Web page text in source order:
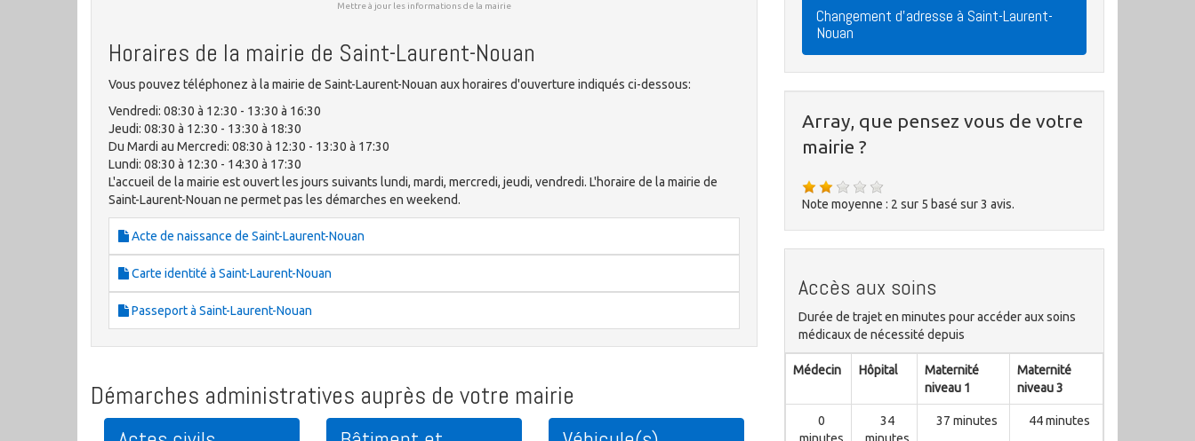
Mettre à jour les informations de la mairie
Horaires de la mairie de Saint-Laurent-Nouan
Vous pouvez téléphonez à la mairie de Saint-Laurent-Nouan aux horaires d'ouverture indiqués ci-dessous:
Vendredi: 08:30 à 12:30 - 13:30 à 16:30
Jeudi: 08:30 à 12:30 - 13:30 à 18:30
Du Mardi au Mercredi: 08:30 à 12:30 - 13:30 à 17:30
Lundi: 08:30 à 12:30 - 14:30 à 17:30
L'accueil de la mairie est ouvert les jours suivants lundi, mardi, mercredi, jeudi, vendredi. L'horaire de la mairie de
Saint-Laurent-Nouan ne permet pas les démarches en weekend.
Acte de naissance de Saint-Laurent-Nouan
Carte identité à Saint-Laurent-Nouan
Passeport à Saint-Laurent-Nouan
Démarches administratives auprès de votre mairie
Changement d'adresse à Saint-Laurent-
Nouan
Array, que pensez vous de votre
mairie ?
Note moyenne : 2 sur 5 basé sur3 avis.
Accès aux soins
Durée de trajet en minutes pour accéder aux soins
médicaux de nécessité depuis
Médecin Hôpital
Maternité
niveau 1
Maternité
niveau 3
0
34
37 minutes 44 minutes